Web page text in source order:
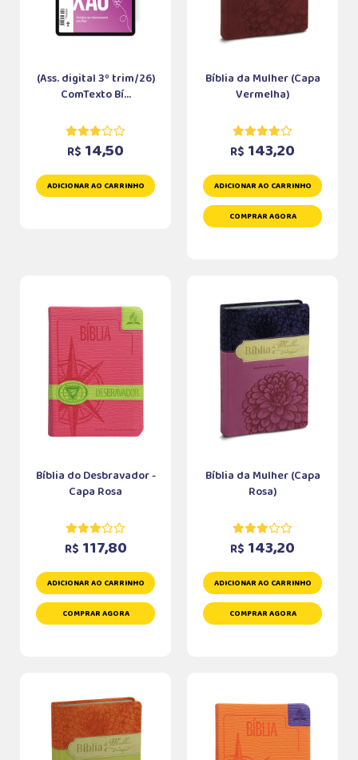
(Ass. digital 3º trim/26)
ComTexto Bí...
R$ 14,50
ADICIONAR AO CARRINHO
Bíblia da Mulher (Capa
Vermelha)
R$ 143,20
ADICIONAR AO CARRINHO
COMPRAR AGORA
Bíblia do Desbravador -
Capa Rosa
R$ 117,80
ADICIONAR AO CARRINHO
COMPRAR AGORA
Bíblia da Mulher (Capa
Rosa)
R$ 143,20
ADICIONAR AO CARRINHO
COMPRAR AGORA